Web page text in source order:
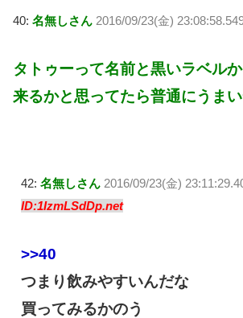
40: 名無しさん 2016/09/23(金)
タトゥーって名前と黒いラベル
来るかと思ってたら普通にうま
42: 名無しさん 2016/09/23(金)
ID:1IzmLSdDp.net
>>40
つまり飲みやすいんだな
買ってみるかのう